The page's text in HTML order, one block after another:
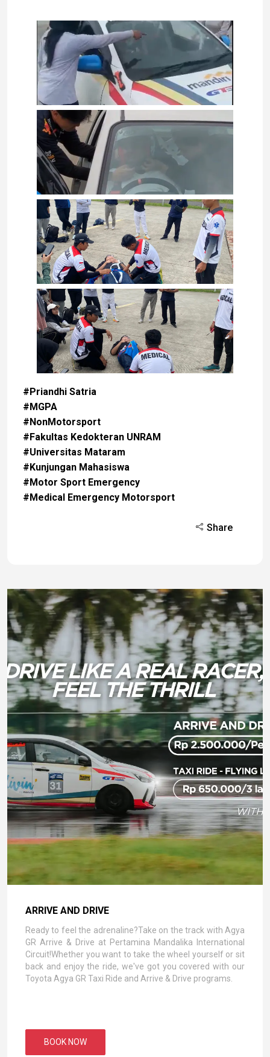
#Priandhi Satria
#MGPA
#NonMotorsport
#Fakultas Kedokteran UNRAM
#Universitas Mataram
#Kunjungan Mahasiswa
#Motor Sport Emergency
#Medical Emergency Motorsport
Share
ARRIVE AND DRIVE
Ready to feel the adrenaline?Take on the track with Agya
GR Arrive & Drive at Pertamina Mandalika International
Circuit!Whether you want to take the wheel yourself or sit
back and enjoy the ride, we've got you covered with our
Toyota Agya GR Taxi Ride and Arrive & Drive programs.
BOOK NOW